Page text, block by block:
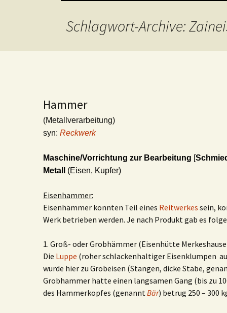
Schlagwort-Archive:
Hammer
(Metallverarbeitung)
syn: Reckwerk
Maschine/Vorrichtung zur Bearbeitung [
Metall
(Eisen, Kupfer)
Eisenhammer:
Eisenhämmer konnten Teil eines Reitwerkes sein,
Werk betrieben werden. Je nach Produkt gab es
1. Groß- oder Grobhämmer (Eisenhütte
Die Luppe (roher schlackenhaltiger Eisenklumpen
wurde hier zu Grobeisen (Stangen, dicke Stäbe,
Grobhammer hatte einen langsamen Gang (bis zu
des Hammerkopfes (genanntBär) betrug 250 – 300